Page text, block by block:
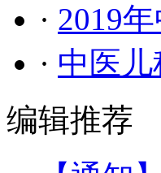
· 2019
· 中医
编辑推荐